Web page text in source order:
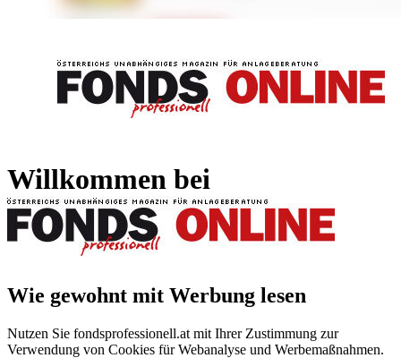
Willkommen bei
Wie gewohnt mit Werbung lesen
Nutzen Sie fondsprofessionell.at mit Ihrer Zustimmung zur
Verwendung von Cookies für Webanalyse und Werbemaßnahmen.